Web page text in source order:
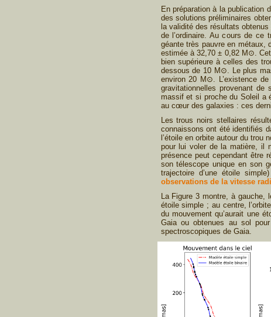
En préparation à la publication
des solutions préliminaires
la validité des résultats
de l’ordinaire. Au cours de ce
géante très pauvre en métaux,
estimée à 32,70 ± 0,82 M⊙.
bien supérieure à celles des
dessous de 10 M⊙. Le plus
environ 20 M⊙. L’existence
gravitationnelles provenant de
massif et si proche du Soleil a
au cœur des galaxies : ces
Les trous noirs stellaires
connaissons ont été identifiés
l’étoile en orbite autour du trou
pour lui voler de la matière, il
présence peut cependant être
son télescope unique en son
trajectoire d’une étoile
observations de la vitesse
La Figure 3 montre, à gauche,
étoile simple ; au centre,
du mouvement qu’aurait une
Gaia ou obtenues au sol
spectroscopiques de Gaia.